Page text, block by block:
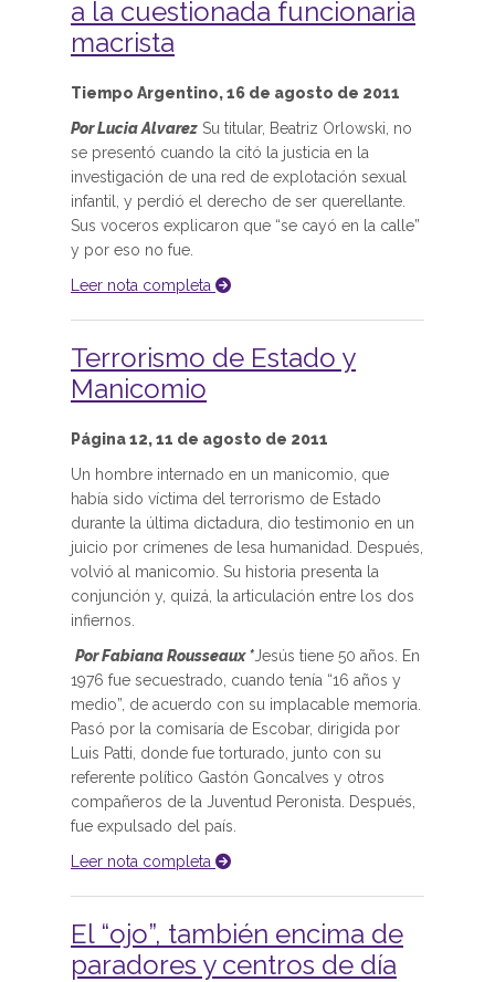
a la cuestionada funcionaria
macrista
Tiempo Argentino, 16 de agosto de 2011
Por Lucia Alvarez Su titular, Beatriz Orlowski, no
se presentó cuando la citó la justicia en la
investigación de una red de explotación sexual
infantil, y perdió el derecho de ser querellante.
Sus voceros explicaron que “se cayó en la calle”
y por eso no fue.
Leer nota completa
Terrorismo de Estado y
Manicomio
Página 12, 11 de agosto de 2011
Un hombre internado en un manicomio, que
había sido víctima del terrorismo de Estado
durante la última dictadura, dio testimonio en un
juicio por crímenes de lesa humanidad. Después,
volvió al manicomio. Su historia presenta la
conjunción y, quizá, la articulación entre los dos
infiernos.
Por Fabiana Rousseaux *Jesús tiene 50 años. En
1976 fue secuestrado, cuando tenía “16 años y
medio”, de acuerdo con su implacable memoria.
Pasó por la comisaría de Escobar, dirigida por
Luis Patti, donde fue torturado, junto con su
referente político Gastón Goncalves y otros
compañeros de la Juventud Peronista. Después,
fue expulsado del país.
Leer nota completa
El “ojo”, también encima de
paradores y centros de día